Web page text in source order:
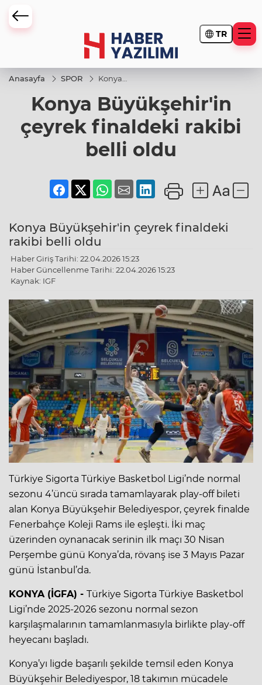
TR
Anasayfa SPOR
Konya
çeyrek
finaldeki
rakibi belli
oldu
Konya Büyükşehir'in
çeyrek finaldeki rakibi
belli oldu
Konya Büyükşehir'in çeyrek finaldeki
rakibi belli oldu
Haber Giriş Tarihi: 22.04.2026 15:23
Haber Güncellenme Tarihi: 22.04.2026 15:23
Kaynak: IGF
Türkiye Sigorta Türkiye Basketbol Ligi’nde normal
sezonu 4’üncü sırada tamamlayarak play-off bileti
alan Konya Büyükşehir Belediyespor, çeyrek finalde
Fenerbahçe Koleji Rams ile eşleşti. İki maç
üzerinden oynanacak serinin ilk maçı 30 Nisan
Perşembe günü Konya’da, rövanş ise 3 Mayıs Pazar
günü İstanbul’da.
KONYA (İGFA) - Türkiye Sigorta Türkiye Basketbol
Ligi’nde 2025-2026 sezonu normal sezon
karşılaşmalarının tamamlanmasıyla birlikte play-off
heyecanı başladı.
Konya’yı ligde başarılı şekilde temsil eden Konya
Büyükşehir Belediyespor, 18 takımın mücadele